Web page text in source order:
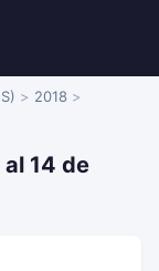
2018
14 de